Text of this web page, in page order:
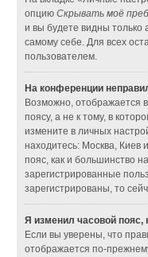
опциюСкрывать моё
и вы будете видны
самому себе. Для всех
пользователем.
На конференции
Возможно, отображается
поясу, а не к тому, в
измените в личных
находитесь: Москва, Киев
пояс, как и большинство
зарегистрированные
зарегистрированы, то
Я изменил часовой пояс,
Если вы уверены, что
отображается по-